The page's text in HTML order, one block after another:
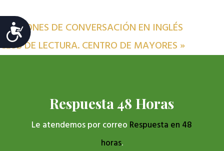
Accesibilidad
SESIONES DE CONVERSACIÓN EN INGLÉS
CLUB DE LECTURA. CENTRO DE MAYORES »
Respuesta 48 Horas
Le atendemos por correo Respuesta en 48
horas.